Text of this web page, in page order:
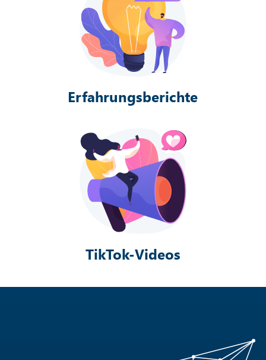
Erfahrungsberichte
TikTok-Videos